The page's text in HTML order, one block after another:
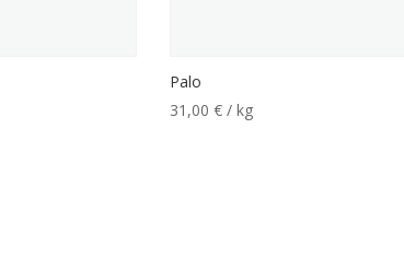
Palo
31,00€ / kg